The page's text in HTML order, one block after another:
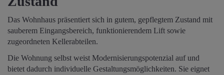
Das Wohnhaus präsentiert sich in gutem, gepflegtem Zustand mit
sauberem Eingangsbereich, funktionierendem Lift sowie
zugeordneten Kellerabteilen.
Die Wohnung selbst weist Modernisierungspotenzial auf und
bietet dadurch individuelle Gestaltungsmöglichkeiten. Sie eignet